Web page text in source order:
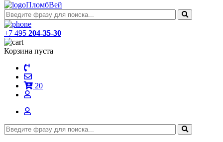
ПломбВей
+7 495 204-35-30
Корзина пуста
20